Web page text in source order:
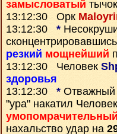
замысловатый
13:12:30 Орк
13:12:30 *
резкий мощнейший
13:12:30 Человек
здоровья
13:12:30 *
"ура" накатил Человек
умопомрачительный
нахальство удар на